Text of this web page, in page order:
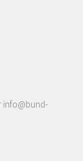
info@bund-